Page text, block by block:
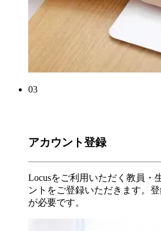
03
アカウント登録
Locusをご利用いただく教員・
ントをご登録いただきます。
が必要です。